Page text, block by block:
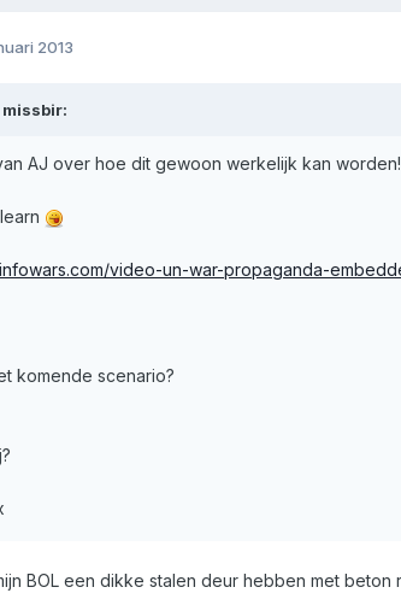
2013
AJ over hoe dit gewoon werkelijk kan
video-un-war-propaganda-
komende scenario?
BOL een dikke stalen deur hebben met beton